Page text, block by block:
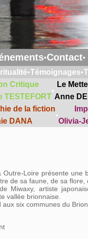
•Contact•
•Témoignages•
Critique
TESTEFORT
•
Le
Anne
de la fiction
DANA
•
Olivia-
Loire présente une
de sa faune, de sa
Miwaxy, artiste
vallée brionnaise.
aux six communes du